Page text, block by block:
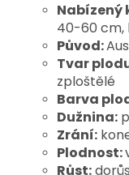
Nabízený
40-60 cm,
Původ:
Tvar
zploštělé
Barva
Dužnina:
Zrání:
Plodnost:
Růst: